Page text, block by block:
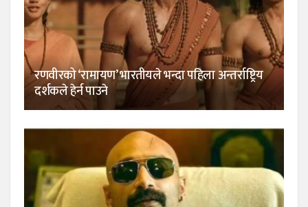
रणवीरको ‘रामायण’ भारतीयले भन्दा पहिला अन्तर्राष्ट्रिय
दर्शकले हेर्न पाउने